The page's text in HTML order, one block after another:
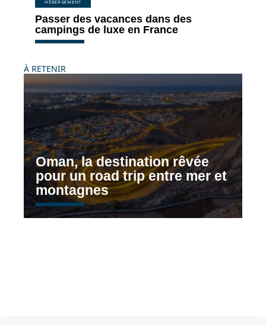
HÉBERGEMENT
Passer des vacances dans des
campings de luxe en France
À RETENIR
Oman, la destination rêvée
pour un road trip entre mer et
montagnes